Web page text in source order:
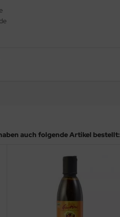
auch folgende Artikel bestellt: